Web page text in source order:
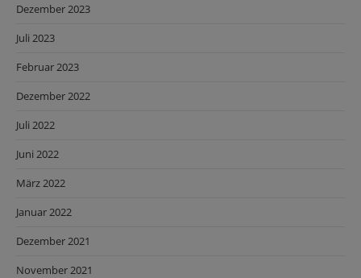
Dezember 2023
Juli 2023
Februar 2023
Dezember 2022
Juli 2022
Juni 2022
März 2022
Januar 2022
Dezember 2021
November 2021